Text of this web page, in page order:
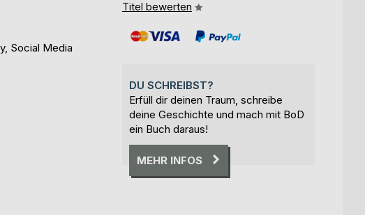
Social Media
Titel bewerten
DU SCHREIBST?
Erfüll dir deinen Traum, schreibe
deine Geschichte und mach mit BoD
ein Buch daraus!
MEHR INFOS